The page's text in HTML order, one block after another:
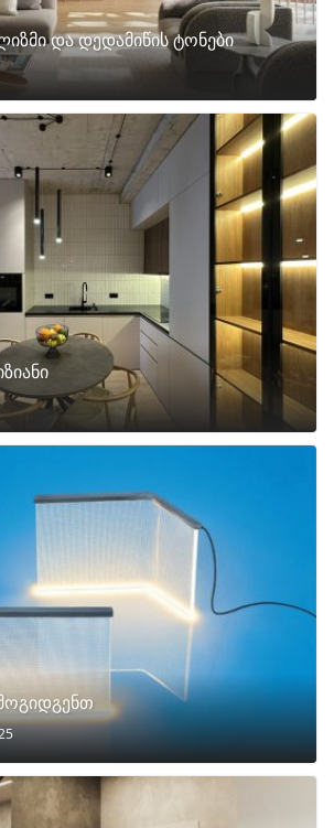
და დედამიწის ტონები